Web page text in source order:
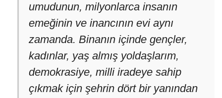
umudunun, milyonlarca insanın
emeğinin ve inancının evi aynı
zamanda. Binanın içinde gençler,
kadınlar, yaş almış yoldaşlarım,
demokrasiye, milli iradeye sahip
çıkmak için şehrin dört bir yanından